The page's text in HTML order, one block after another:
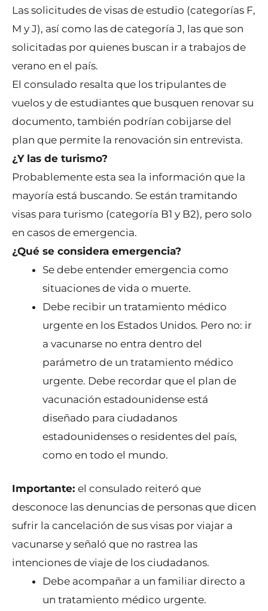
Las solicitudes de visas de estudio (categorías F,
M y J), así como las de categoría J, las que son
solicitadas por quienes buscan ir a trabajos de
verano en el país.
El consulado resalta que los tripulantes de
vuelos y de estudiantes que busquen renovar su
documento, también podrían cobijarse del
plan que permite la renovación sin entrevista.
¿Y las de turismo?
Probablemente esta sea la información que la
mayoría está buscando. Se están tramitando
visas para turismo (categoría B1 y B2), pero solo
en casos de emergencia.
¿Qué se considera emergencia?
Se debe entender emergencia como
situaciones de vida o muerte.
Debe recibir un tratamiento médico
urgente en los Estados Unidos. Pero no: ir
a vacunarse no entra dentro del
parámetro de un tratamiento médico
urgente. Debe recordar que el plan de
vacunación estadounidense está
diseñado para ciudadanos
estadounidenses o residentes del país,
como en todo el mundo.
Importante: el consulado reiteró que
desconoce las denuncias de personas que dicen
sufrir la cancelación de sus visas por viajar a
vacunarse y señaló que no rastrea las
intenciones de viaje de los ciudadanos.
Debe acompañar a un familiar directo a
un tratamiento médico urgente.